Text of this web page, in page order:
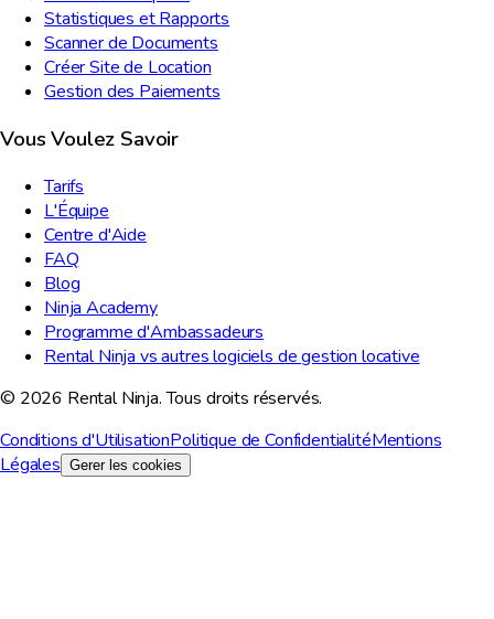
Statistiques et Rapports
Scanner de Documents
Créer Site de Location
Gestion des Paiements
Vous Voulez Savoir
Tarifs
L'Équipe
Centre d'Aide
FAQ
Blog
Ninja Academy
Programme d'Ambassadeurs
Rental Ninja vs autres logiciels de gestion locative
© 2026 Rental Ninja. Tous droits réservés.
Conditions d'UtilisationPolitique de ConfidentialitéMentions
Légales Gerer les cookies